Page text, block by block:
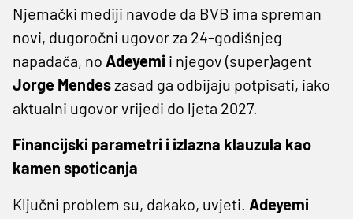
Njemački mediji navode da BVB ima spreman
novi, dugoročni ugovor za 24-godišnjeg
napadača, no Adeyemi i njegov (super)agent
Jorge Mendeszasad ga odbijaju potpisati, iako
aktualni ugovor vrijedi do ljeta 2027.
Financijski parametri i izlazna klauzula kao
kamen spoticanja
Ključni problem su, dakako, uvjeti. Adeyemi